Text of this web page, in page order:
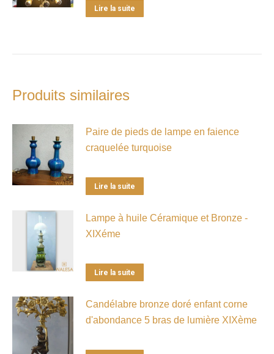
Lire la suite
Produits similaires
Paire de pieds de lampe en faience
craquelée turquoise
Lire la suite
Lampe à huile Céramique et Bronze -
XIXéme
Lire la suite
Candélabre bronze doré enfant corne
d'abondance 5 bras de lumière XIXème